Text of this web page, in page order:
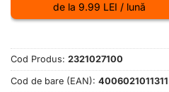
de la 9.99 LEI / lună
Cod Produs: 2321027100
Cod de bare (EAN): 4006021011311